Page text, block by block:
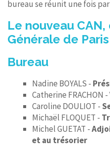
bureau se réunit une fois
Le nouveau
Générale de Paris
Bureau
Nadine BOYALS -
Catherine FRACHON -
Caroline DOULIOT -
Michaël FLOQUET -
Michel GUETAT -
et au trésorier